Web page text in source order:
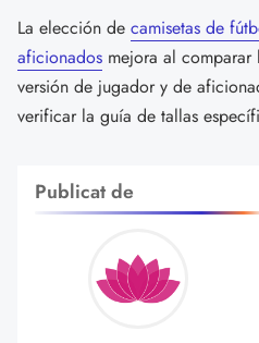
La elección de camisetas de
aficionados mejora al
versión de jugador y de
verificar la guía de tallas
Publicat de